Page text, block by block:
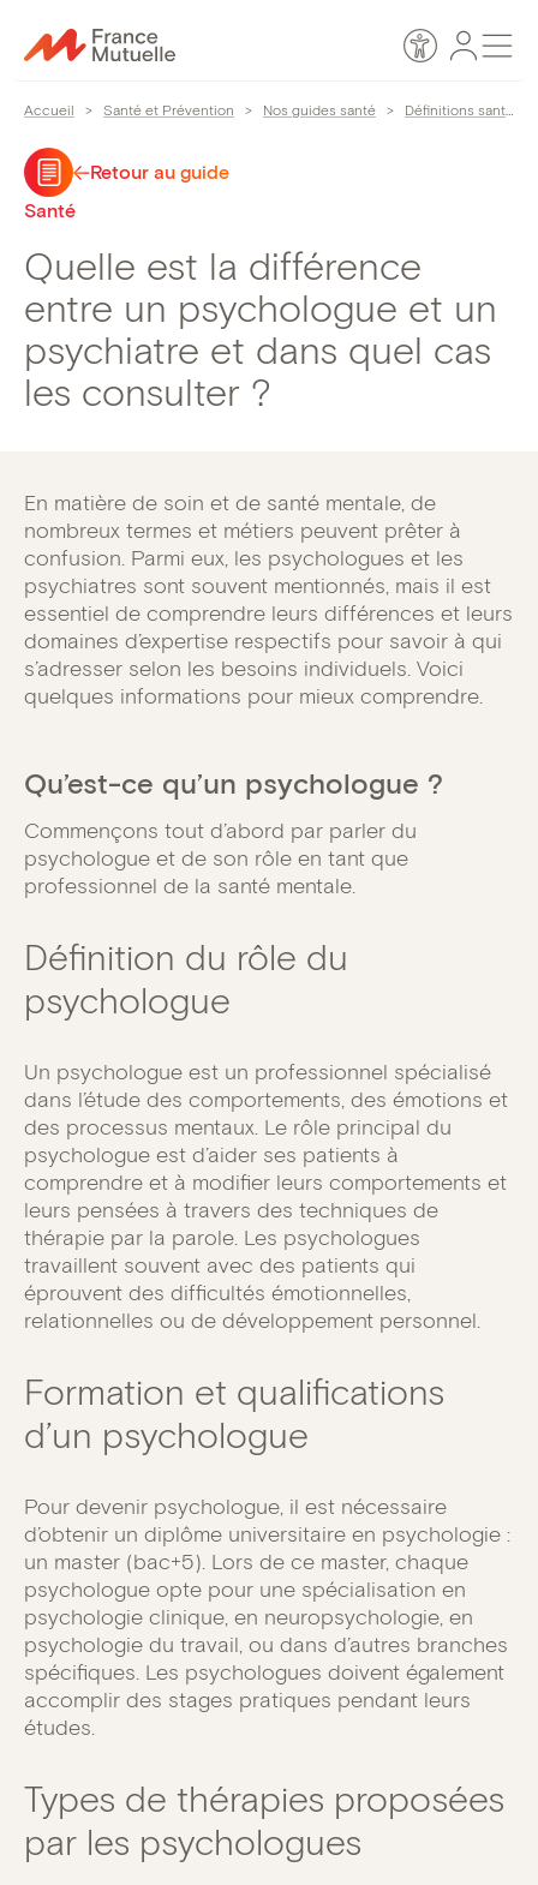
au
Accessibilité
Espace
Accueil > Santé et Prévention > Nos guides santé > Définitions santé
Retour au guide
Santé
Quelle est la différence
entre un psychologue et un
psychiatre et dans quel cas
les consulter ?
En matière de soin et de santé mentale, de
nombreux termes et métiers peuvent prêter à
confusion. Parmi eux, les psychologues et les
psychiatres sont souvent mentionnés, mais il est
essentiel de comprendre leurs différences et leurs
domaines d’expertise respectifs pour savoir à qui
s’adresser selon les besoins individuels. Voici
quelques informations pour mieux comprendre.
Qu’est-ce qu’un psychologue ?
Commençons tout d’abord par parler du
psychologue et de son rôle en tant que
professionnel de la santé mentale.
Définition du rôle du
psychologue
Un psychologue est un professionnel spécialisé
dans l’étude des comportements, des émotions et
des processus mentaux. Le rôle principal du
psychologue est d’aider ses patients à
comprendre et à modifier leurs comportements et
leurs pensées à travers des techniques de
thérapie par la parole. Les psychologues
travaillent souvent avec des patients qui
éprouvent des difficultés émotionnelles,
relationnelles ou de développement personnel.
Formation et qualifications
d’un psychologue
Pour devenir psychologue, il est nécessaire
d’obtenir un diplôme universitaire en psychologie :
un master (bac+5). Lors de ce master, chaque
psychologue opte pour une spécialisation en
psychologie clinique, en neuropsychologie, en
psychologie du travail, ou dans d’autres branches
spécifiques. Les psychologues doivent également
accomplir des stages pratiques pendant leurs
études.
Types de thérapies proposées
par les psychologues